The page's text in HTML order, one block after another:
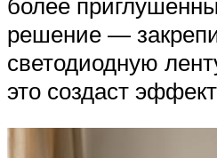
решение —
светодиодную
это создаст